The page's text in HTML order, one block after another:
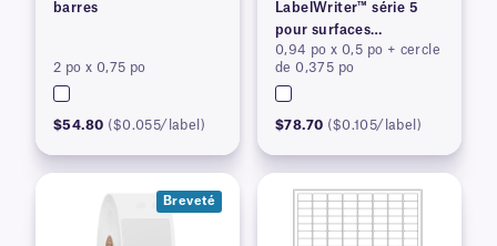
barres
2 po x 0,75 po
$54.80 ($0.055/label)
LabelWriter™ série 5
pour surfaces
congelées
0,94 po x 0,5 po + cercle
de 0,375 po
$78.70 ($0.105/label)
Breveté